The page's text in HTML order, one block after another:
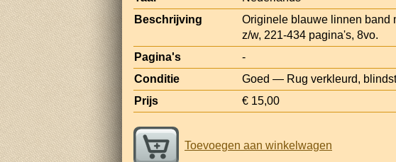
Beschrijving
Originele blauwe linnen band
z/w, 221-434 pagina's, 8vo.
Pagina's
-
Conditie
Goed — Rug verkleurd,
Prijs
€ 15,00
Toevoegen aan winkelwagen